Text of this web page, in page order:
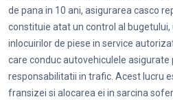
de pana in 10 ani, asigurarea casco
constituie atat un control al
inlocuirilor de piese in service
care conduc autovehiculele asigurate
responsabilitatii in trafic. Acest lucru
fransizei si alocarea ei in sarcina